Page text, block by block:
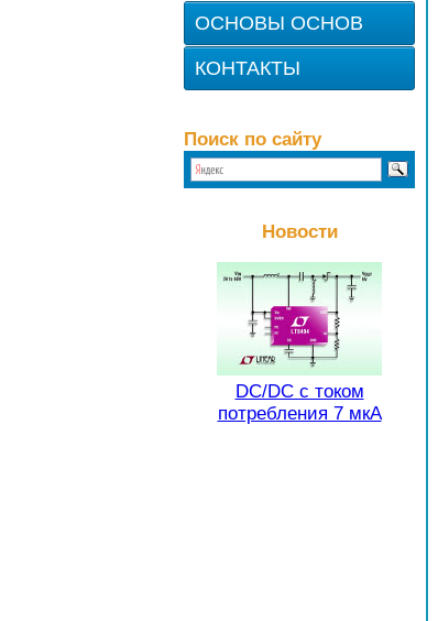
ОСНОВЫ ОСНОВ
КОНТАКТЫ
Поиск по сайту
Новости
DC/DC с током
потребления 7 мкА